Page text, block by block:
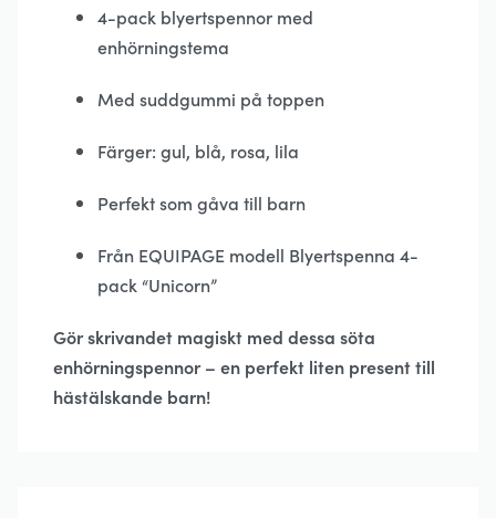
4-pack blyertspennor med
enhörningstema
Med suddgummi på toppen
Färger: gul, blå, rosa, lila
Perfekt som gåva till barn
Från EQUIPAGE modell Blyertspenna 4-
pack “Unicorn”
Gör skrivandet magiskt med dessa söta
enhörningspennor – en perfekt liten present till
hästälskande barn!